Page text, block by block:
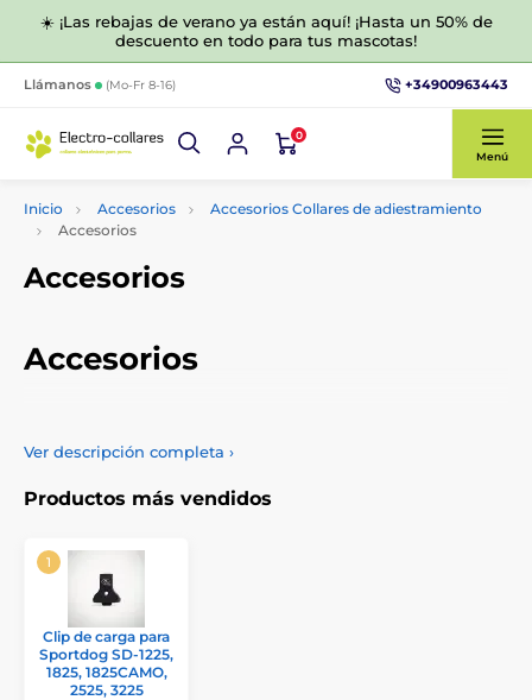
☀️ ¡Las rebajas de verano ya están aquí! ¡Hasta un 50% de
descuento en todo para tus mascotas!
Llámanos (Mo-Fr 8-16) +34900963443
0
Menú
Inicio Accesorios
Accesorios Collares de adiestramiento
Accesorios
Accesorios
Accesorios
entre una amplia gama de accesorios, como soportes para el
Ver descripción completa ›
Productos más vendidos
Clip de carga para
Sportdog SD-1225,
1825, 1825CAMO,
2525, 3225